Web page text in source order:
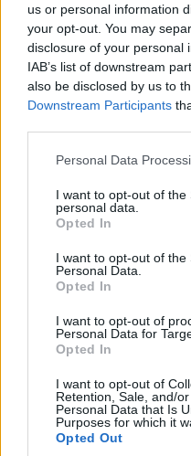
us or personal information
your opt-out. You may
disclosure of your personal
IAB’s list of downstream
also be disclosed by us to
Downstream Participants
Please note that this
not limited to your visit or
grant or deny consent to
use your data for below
consent section.
Personal Data
I want to opt-out of the
personal data.
Opted In
I want to opt-out of the
Personal Data.
Opted In
I want to opt-out of
Personal Data for
Opted In
I want to opt-out of
Retention, Sale, and/
Personal Data that Is
Purposes for which it
Opted Out